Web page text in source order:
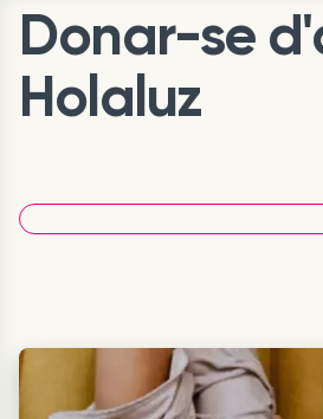
Donar-se
Holaluz